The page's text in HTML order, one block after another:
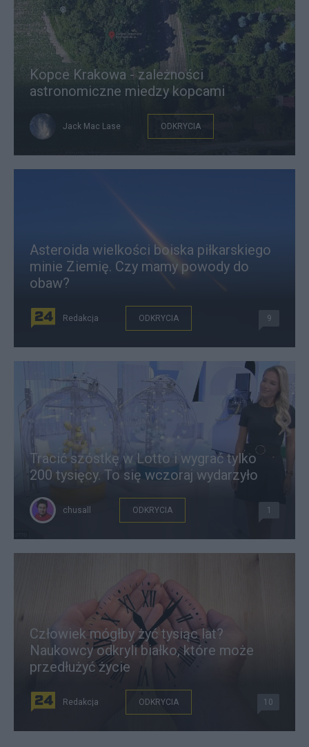
Kopce Krakowa - zależności
astronomiczne miedzy kopcami
Jack Mac Lase ODKRYCIA
Asteroida wielkości boiska piłkarskiego
minie Ziemię. Czy mamy powody do
obaw?
Redakcja ODKRYCIA 9
Tracić szóstkę w Lotto i wygrać tylko
200 tysięcy. To się wczoraj wydarzyło
chusall ODKRYCIA 1
Człowiek mógłby żyć tysiąc lat?
Naukowcy odkryli białko, które może
przedłużyć życie
Redakcja ODKRYCIA 10